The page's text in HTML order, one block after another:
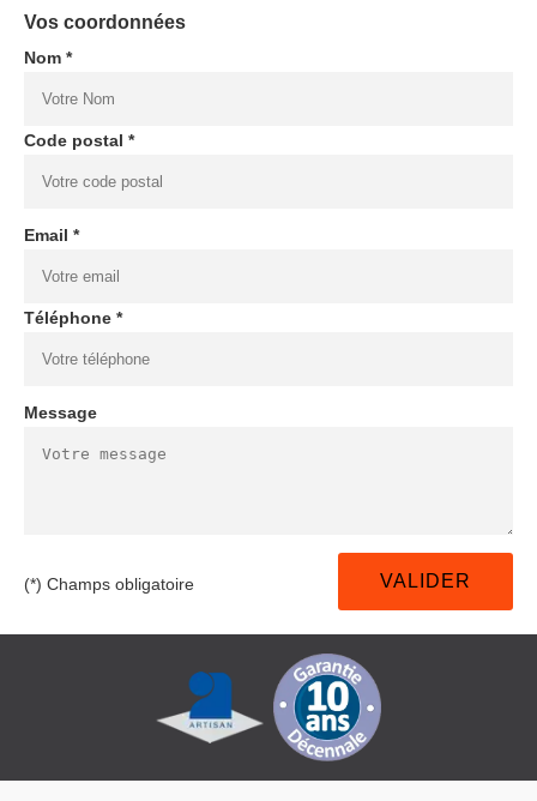
Vos coordonnées
Nom *
Code postal *
Email *
Téléphone *
Message
(*) Champs obligatoire